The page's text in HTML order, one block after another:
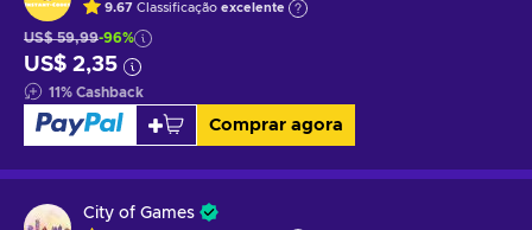
9.67 Classificação excelente
US$ 59,99-96%
US$ 2,35
11% Cashback
Comprar agora
City of Games